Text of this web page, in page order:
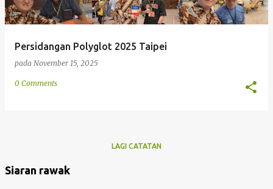
Persidangan Polyglot 2025 Taipei
pada November 15, 2025
0 Comments
LAGI CATATAN
Siaran rawak